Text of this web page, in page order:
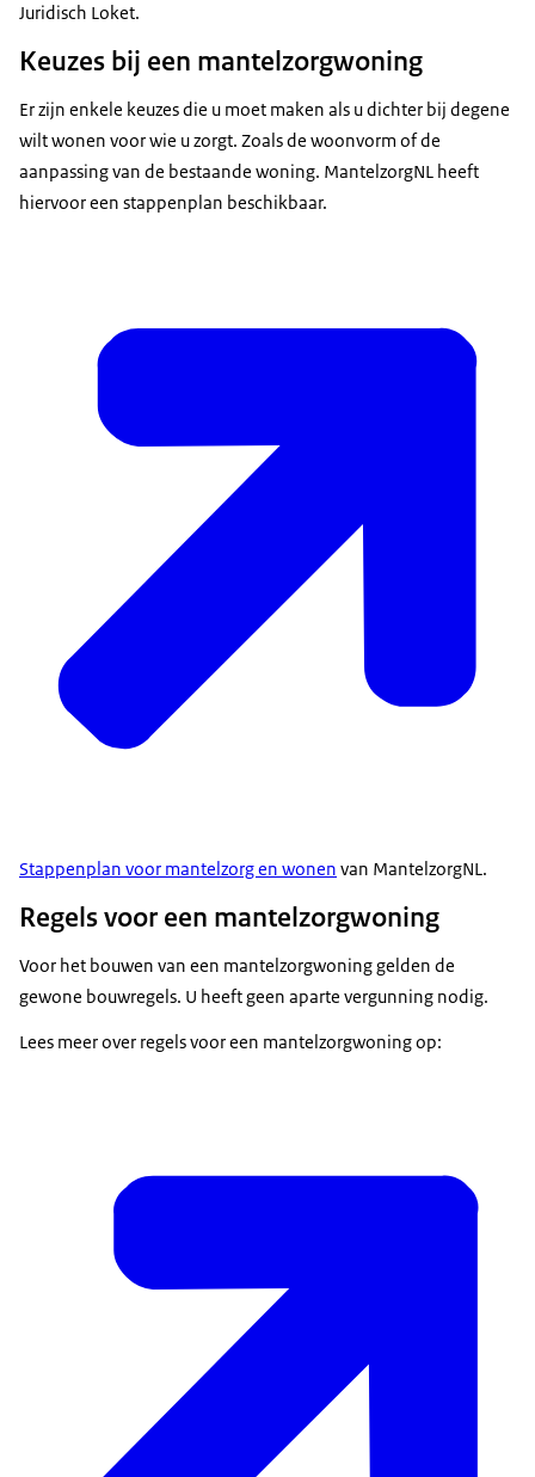
Juridisch Loket.
Keuzes bij een mantelzorgwoning
Er zijn enkele keuzes die u moet maken als u dichter bij degene
wilt wonen voor wie u zorgt. Zoals de woonvorm of de
aanpassing van de bestaande woning. MantelzorgNL heeft
hiervoor een stappenplan beschikbaar.
Stappenplan voor mantelzorg en wonen van MantelzorgNL.
Regels voor een mantelzorgwoning
Voor het bouwen van een mantelzorgwoning gelden de
gewone bouwregels. U heeft geen aparte vergunning nodig.
Lees meer over regels voor een mantelzorgwoning op: